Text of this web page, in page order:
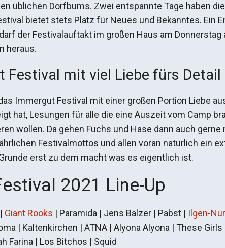
üblichen Dorfbums. Zwei entspannte Tage haben
bietet stets Platz für Neues und Bekanntes. Ein
der Festivalauftakt im großen Haus am
heraus.
Festival mit viel Liebe fürs Detail
Immergut Festival mit einer großen Portion Liebe
hat, Lesungen für alle die eine Auszeit vom Camp
wollen. Da gehen Fuchs und Hase dann auch
Festivalmottos und allen voran natürlich ein
erst zu dem macht was es eigentlich ist.
2021 Line-Up
Giant Rooks | Paramida | Jens Balzer | Pabst | Ilgen-Nur
| Kaltenkirchen | ÄTNA | Alyona Alyona | These
Farina | Los Bitchos | Squid